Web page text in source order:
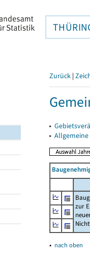
Zurück |
▸
▸
zur
▴ nach oben